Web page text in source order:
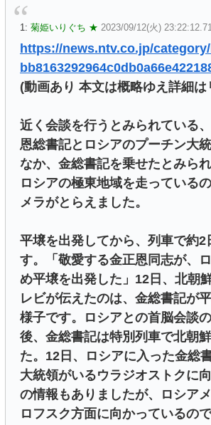
1: 菊姫いりぐち ★ 2023/09/12(火)
https://news.ntv.co.jp/
(動画あり 本文は概略ゆえ詳細は
近く会談を行うとみられている
恩総書記とロシアのプーチン大
なか、金総書記を乗せたとみら
ロシアの極東地域を走っている
メラがとらえました。
平壌を出発してから、列車で約2
す。「敬愛する金正恩同志が、
め平壌を出発した」12日、北朝
レビが伝えたのは、金総書記が
様子です。ロシアとの首脳会談
後、金総書記は特別列車で北朝
た。12日、ロシアに入った金総
大統領がいるウラジオストクに
の情報もありましたが、ロシア
ロフスク方面に向かっているの